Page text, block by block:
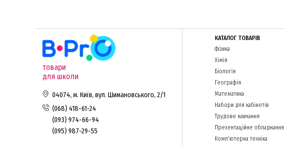
товари
для школи
04074, м. Київ, вул. Шимановського, 2/1
(068) 418-61-24
(093) 974-66-94
(095) 987-29-55
КАТАЛОГ ТОВАРІВ
Фізика
Хімія
Біологія
Географія
Математика
Набори для кабінетів
Трудове навчання
Презентаційне обладнання
Комп'ютерна техніка